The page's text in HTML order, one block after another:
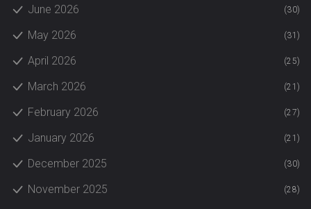
June 2026 (30)
May 2026 (31)
April 2026 (25)
March 2026 (21)
February 2026 (27)
January 2026 (21)
December 2025 (30)
November 2025 (28)